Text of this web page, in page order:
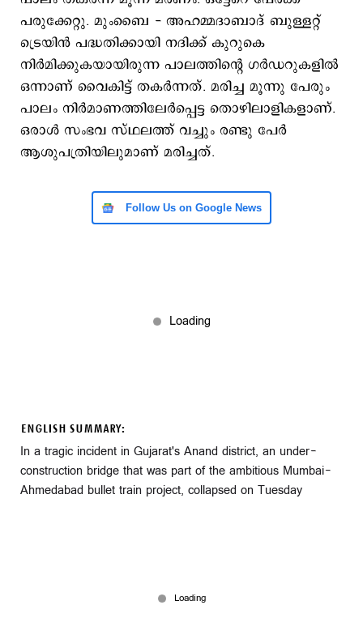
പരുക്കേറ്റു. മുംബൈ - അഹമ്മദാബാദ് ബുള്ളറ്റ്
ട്രെയിൻ പദ്ധതിക്കായി നദിക്ക് കുറുകെ
നിർമിക്കുകയായിരുന്ന പാലത്തിന്റെ ഗർഡറുകളിൽ
ഒന്നാണ് വൈകിട്ട് തകർന്നത്. മരിച്ച മൂന്നു പേരും
പാലം നിർമാണത്തിലേർപ്പെട്ട തൊഴിലാളികളാണ്.
ഒരാൾ സംഭവ സ്ഥലത്ത് വച്ചും രണ്ടു പേർ
ആശുപത്രിയിലുമാണ് മരിച്ചത്.
Follow Us on Google News
ENGLISH SUMMARY:
In a tragic incident in Gujarat's Anand district, an under-
construction bridge that was part of the ambitious Mumbai-
Ahmedabad bullet train project, collapsed on Tuesday